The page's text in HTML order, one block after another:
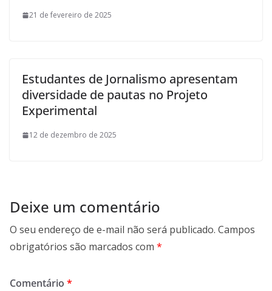
21 de fevereiro de 2025
Estudantes de Jornalismo apresentam
diversidade de pautas no Projeto
Experimental
12 de dezembro de 2025
Deixe um comentário
O seu endereço de e-mail não será publicado. Campos
obrigatórios são marcados com *
Comentário *